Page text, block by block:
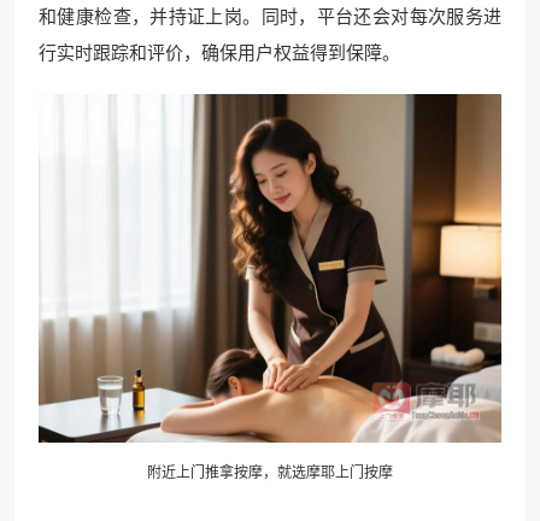
和健康检查，并持证上岗。同时，平台还会对每次服务进
行实时跟踪和评价，确保用户权益得到保障。
附近上门推拿按摩，就选摩耶上门按摩